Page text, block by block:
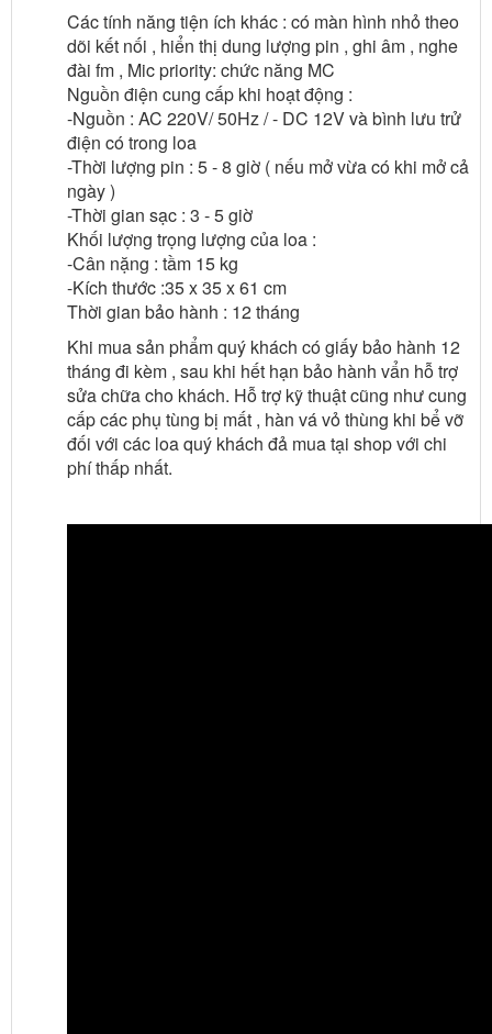
Các tính năng tiện ích khác : có màn hình nhỏ theo
dõi kết nối , hiển thị dung lượng pin , ghi âm , nghe
đài fm , Mic priority: chức năng MC
Nguồn điện cung cấp khi hoạt động :
-Nguồn : AC 220V/ 50Hz / - DC 12V và bình lưu trử
điện có trong loa
-Thời lượng pin : 5 - 8 giờ ( nếu mở vừa có khi mở cả
ngày )
-Thời gian sạc : 3 - 5 giờ
Khối lượng trọng lượng của loa :
-Cân nặng : tầm 15 kg
-Kích thước :35 x 35 x 61 cm
Thời gian bảo hành : 12 tháng
Khi mua sản phẩm quý khách có giấy bảo hành 12
tháng đi kèm , sau khi hết hạn bảo hành vẩn hỗ trợ
sửa chữa cho khách. Hỗ trợ kỹ thuật cũng như cung
cấp các phụ tùng bị mất , hàn vá vỏ thùng khi bể vỡ
đối với các loa quý khách đả mua tại shop với chi
phí thấp nhất.